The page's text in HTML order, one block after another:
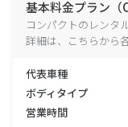
基本料金プラン（
コンパクトのレンタ
詳細は、こちらから
代表車種
ボディタイプ
営業時間